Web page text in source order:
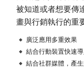
被知道或者想要傳
畫與行銷執行的重
廣泛應用多重效果
結合行動裝置快速
結合社群媒體，產